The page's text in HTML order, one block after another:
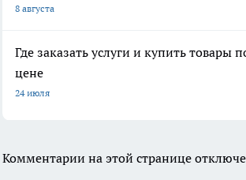
8 августа
Где заказать услуги и купить товары
цене
24 июля
Комментарии на этой странице